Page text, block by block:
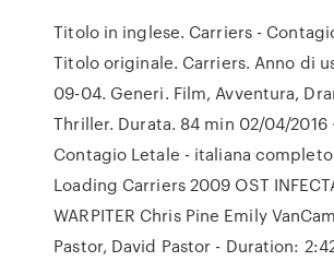
Titolo in inglese. Carriers -
Titolo originale. Carriers. Anno di
09-04. Generi. Film, Avventura,
Thriller. Durata. 84 min 02/04/2016
Contagio Letale - italiana completo
Loading Carriers 2009 OST
WARPITER Chris Pine Emily
Pastor, David Pastor - Duration: